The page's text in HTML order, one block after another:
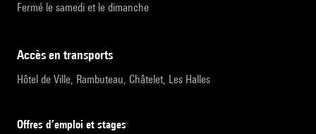
Fermé le samedi et le dimanche
accès en transports
Hôtel de Ville, Rambuteau, Châtelet, Les Halles
Offres d’emploi et stages